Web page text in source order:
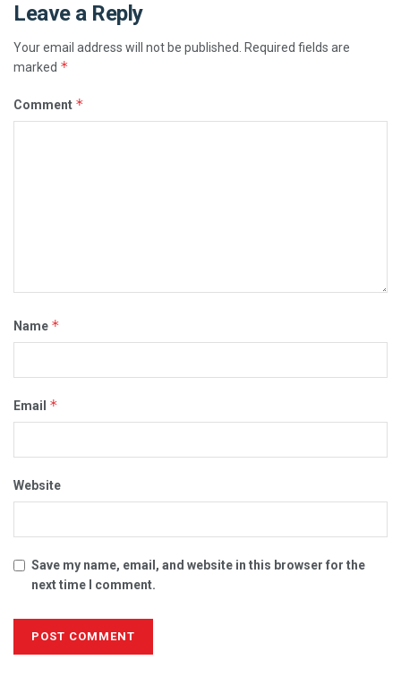
Leave a Reply
Your email address will not be published.
Required fields are
marked *
Comment *
Name *
Email *
Website
Save my name, email, and website in this browser for the
next time I comment.